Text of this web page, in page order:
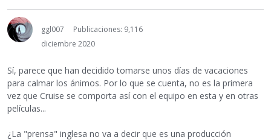
ggl007
Publicaciones: 9,116
diciembre 2020
Sí, parece que han decidido tomarse unos días de vacaciones
para calmar los ánimos. Por lo que se cuenta, no es la primera
vez que Cruise se comporta así con el equipo en esta y en otras
películas...
¿La "prensa" inglesa no va a decir que es una producción